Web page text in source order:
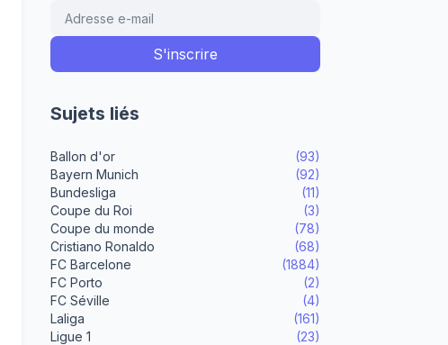
Sujets liés
Ballon d'or
(93)
Bayern Munich
(92)
Bundesliga
(11)
Coupe du Roi
(3)
Coupe du monde
(78)
Cristiano Ronaldo
(68)
FC Barcelone
(1884)
FC Porto
(2)
FC Séville
(4)
Laliga
(161)
Ligue 1
(23)